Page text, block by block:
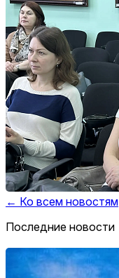
← Ко всем новостям
Последние новости